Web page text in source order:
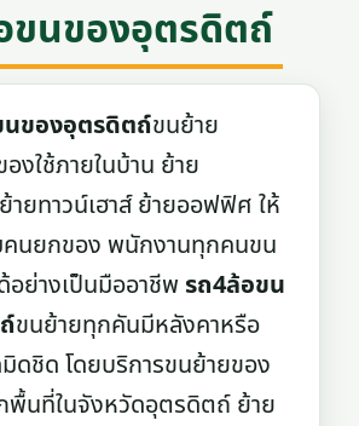
ขนของอุตรดิตถ์
ของอุตรดิตถ์ขนย้าย
งใช้ภายในบ้าน ย้าย
ายทาวน์เฮาส์ ย้ายออฟฟิศ ให้
นยกของ พนักงานทุกคนขน
อย่างเป็นมืออาชีพรถ4ล้อขน
ขนย้ายทุกคันมีหลังคาหรือ
ดชิด โดยบริการขนย้ายของ
นที่ในจังหวัดอุตรดิตถ์ ย้าย